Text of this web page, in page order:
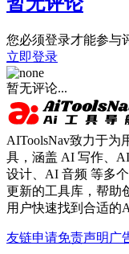
您必须登录才能参与
立即登录
暂无评论...
AIToolsNav致力于为
具，涵盖 AI 写作、
设计、AI 音频 等多
更新的工具库，帮助
用户快速找到合适的
友链申请免责声明 广